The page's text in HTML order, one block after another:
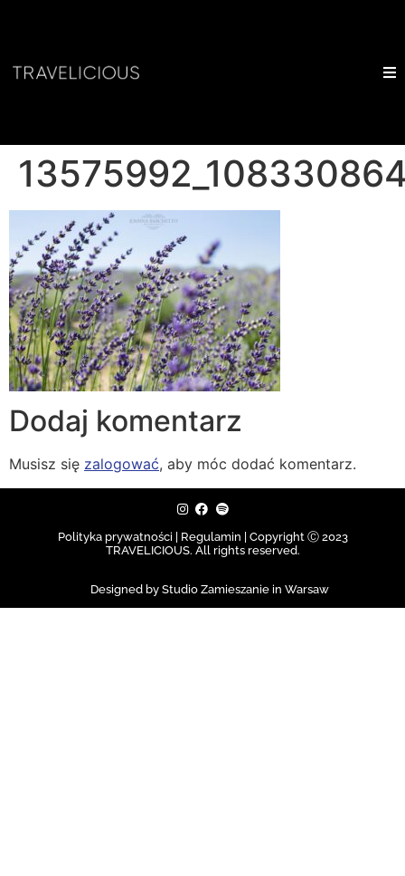
Dodaj komentarz
Musisz się zalogować, aby móc dodać komentarz.
Polityka prywatności | Regulamin | Copyright Ⓒ 2023
TRAVELICIOUS. All rights reserved.
Designed by Studio Zamieszanie in Warsaw